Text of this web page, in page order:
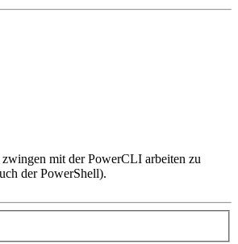
mit der PowerCLI arbeiten zu
der PowerShell).